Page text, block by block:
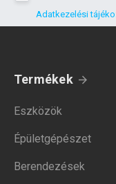
Adatkezelési
Termékek
Eszközök
Épületgépészet
Berendezések